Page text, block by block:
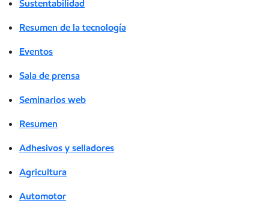
Sustentabilidad
Resumen de la tecnología
Eventos
Sala de prensa
Seminarios web
Resumen
Adhesivos y selladores
Agricultura
Automotor